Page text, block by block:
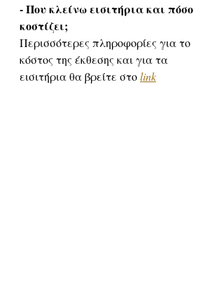
- Που κλείνω εισιτήρια και πόσο
κοστίζει;
Περισσότερες πληροφορίες για το
κόστος της έκθεσης και για τα
εισιτήρια θα βρείτε στο link